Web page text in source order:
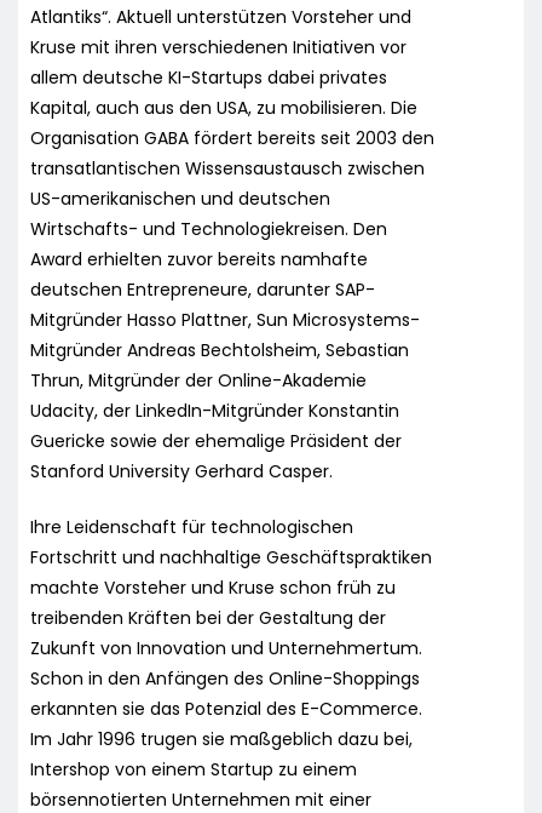
Atlantiks“. Aktuell unterstützen Vorsteher und
Kruse mit ihren verschiedenen Initiativen vor
allem deutsche KI-Startups dabei privates
Kapital, auch aus den USA, zu mobilisieren. Die
Organisation GABA fördert bereits seit 2003 den
transatlantischen Wissensaustausch zwischen
US-amerikanischen und deutschen
Wirtschafts- und Technologiekreisen. Den
Award erhielten zuvor bereits namhafte
deutschen Entrepreneure, darunter SAP-
Mitgründer Hasso Plattner, Sun Microsystems-
Mitgründer Andreas Bechtolsheim, Sebastian
Thrun, Mitgründer der Online-Akademie
Udacity, der LinkedIn-Mitgründer Konstantin
Guericke sowie der ehemalige Präsident der
Stanford University Gerhard Casper.
Ihre Leidenschaft für technologischen
Fortschritt und nachhaltige Geschäftspraktiken
machte Vorsteher und Kruse schon früh zu
treibenden Kräften bei der Gestaltung der
Zukunft von Innovation und Unternehmertum.
Schon in den Anfängen des Online-Shoppings
erkannten sie das Potenzial des E-Commerce.
Im Jahr 1996 trugen sie maßgeblich dazu bei,
Intershop von einem Startup zu einem
börsennotierten Unternehmen mit einer